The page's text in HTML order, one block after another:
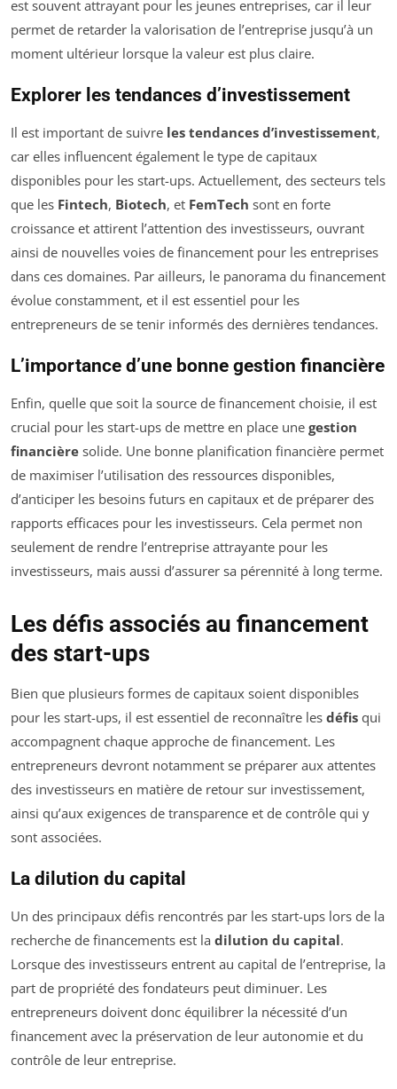
est souvent attrayant pour les jeunes entreprises, car il leur
permet de retarder la valorisation de l’entreprise jusqu’à un
moment ultérieur lorsque la valeur est plus claire.
Explorer les tendances d’investissement
Il est important de suivre les tendances d’investissement,
car elles influencent également le type de capitaux
disponibles pour les start-ups. Actuellement, des secteurs tels
que les Fintech, Biotech, et FemTech sont en forte
croissance et attirent l’attention des investisseurs, ouvrant
ainsi de nouvelles voies de financement pour les entreprises
dans ces domaines. Par ailleurs, le panorama du financement
évolue constamment, et il est essentiel pour les
entrepreneurs de se tenir informés des dernières tendances.
L’importance d’une bonne gestion financière
Enfin, quelle que soit la source de financement choisie, il est
crucial pour les start-ups de mettre en place une gestion
financière solide. Une bonne planification financière permet
de maximiser l’utilisation des ressources disponibles,
d’anticiper les besoins futurs en capitaux et de préparer des
rapports efficaces pour les investisseurs. Cela permet non
seulement de rendre l’entreprise attrayante pour les
investisseurs, mais aussi d’assurer sa pérennité à long terme.
Les défis associés au financement
des start-ups
Bien que plusieurs formes de capitaux soient disponibles
pour les start-ups, il est essentiel de reconnaître les défis qui
accompagnent chaque approche de financement. Les
entrepreneurs devront notamment se préparer aux attentes
des investisseurs en matière de retour sur investissement,
ainsi qu’aux exigences de transparence et de contrôle qui y
sont associées.
La dilution du capital
Un des principaux défis rencontrés par les start-ups lors de la
recherche de financements est la dilution du capital.
Lorsque des investisseurs entrent au capital de l’entreprise, la
part de propriété des fondateurs peut diminuer. Les
entrepreneurs doivent donc équilibrer la nécessité d’un
financement avec la préservation de leur autonomie et du
contrôle de leur entreprise.